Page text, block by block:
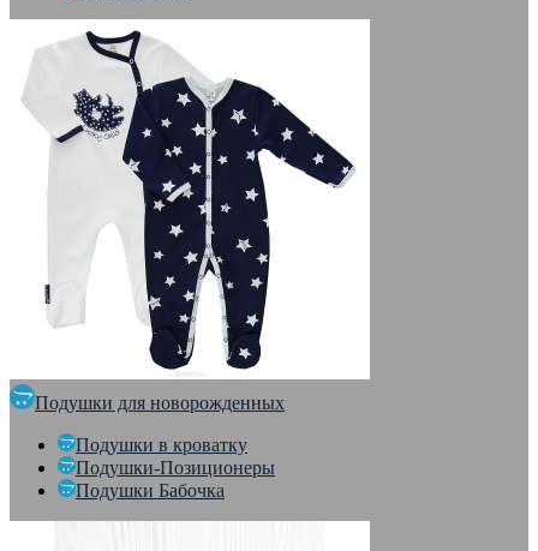
Подушки для новорожденных
Подушки в кроватку
Подушки-Позиционеры
Подушки Бабочка